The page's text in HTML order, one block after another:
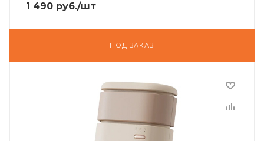
1 490 руб./шт
ПОД ЗАКАЗ